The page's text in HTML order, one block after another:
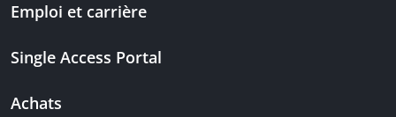
Emploi et carrière
Single Access Portal
Achats